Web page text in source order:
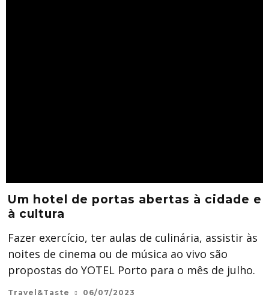
Um hotel de portas abertas à cidade e
à cultura
Fazer exercício, ter aulas de culinária, assistir às
noites de cinema ou de música ao vivo são
propostas do YOTEL Porto para o mês de julho.
Travel&Taste 06/07/2023